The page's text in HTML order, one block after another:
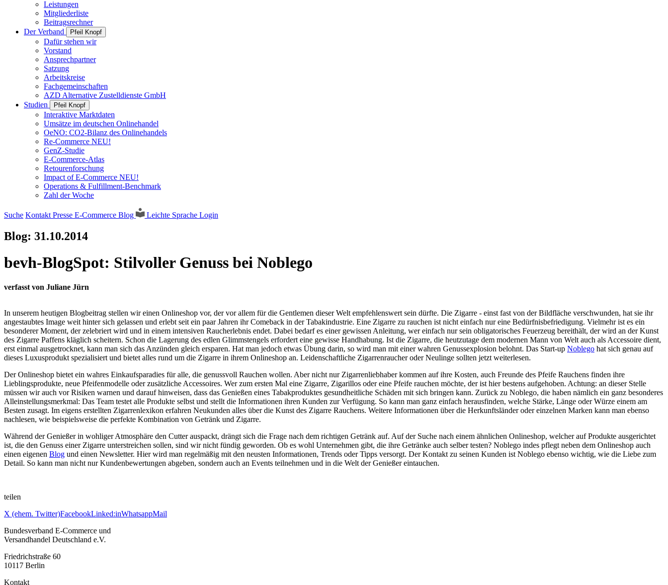
Leistungen
Mitgliederliste
Beitragsrechner
Der Verband
Pfeil Knopf
Dafür stehen wir
Vorstand
Ansprechpartner
Satzung
Arbeitskreise
Fachgemeinschaften
AZD Alternative Zustelldienste GmbH
Studien
Pfeil Knopf
Interaktive Marktdaten
Umsätze im deutschen Onlinehandel
OeNO: CO2-Bilanz des Onlinehandels
Re-Commerce NEU!
GenZ-Studie
E-Commerce-Atlas
Retourenforschung
Impact of E-Commerce NEU!
Operations & Fulfillment-Benchmark
Zahl der Woche
Suche Kontakt Presse E-Commerce Blog Leichte Sprache Login
Blog: 31.10.2014
bevh-BlogSpot: Stilvoller Genuss bei Noblego
verfasst von Juliane Jürn
In unserem heutigen Blogbeitrag stellen wir einen Onlineshop vor, der vor allem für die Gentlemen dieser Welt empfehlenswert sein dürfte. Die Zigarre - einst fast von der Bildfläche verschwunden, hat sie ihr
angestaubtes Image weit hinter sich gelassen und erlebt seit ein paar Jahren ihr Comeback in der Tabakindustrie. Eine Zigarre zu rauchen ist nicht einfach nur eine Bedürfnisbefriedigung. Vielmehr ist es ein
besonderer Moment, der zelebriert wird und in einem intensiven Raucherlebnis endet. Dabei bedarf es einer gewissen Anleitung, wer einfach nur sein obligatorisches Feuerzeug bereithält, der wird an der Kunst
des Zigarre Paffens kläglich scheitern. Schon die Lagerung des edlen Glimmstengels erfordert eine gewisse Handhabung. Ist die Zigarre, die heutzutage dem modernen Mann von Welt auch als Accessoire dient,
erst einmal ausgetrocknet, kann man sich das Anzünden gleich ersparen. Hat man jedoch etwas Übung darin, so wird man mit einer wahren Genussexplosion belohnt. Das Start-up Noblego hat sich genau auf
dieses Luxusprodukt spezialisiert und bietet alles rund um die Zigarre in ihrem Onlineshop an. Leidenschaftliche Zigarrenraucher oder Neulinge sollten jetzt weiterlesen.
Der Onlineshop bietet ein wahres Einkaufsparadies für alle, die genussvoll Rauchen wollen. Aber nicht nur Zigarrenliebhaber kommen auf ihre Kosten, auch Freunde des Pfeife Rauchens finden ihre
Lieblingsprodukte, neue Pfeifenmodelle oder zusätzliche Accessoires. Wer zum ersten Mal eine Zigarre, Zigarillos oder eine Pfeife rauchen möchte, der ist hier bestens aufgehoben. Achtung: an dieser Stelle
müssen wir auch vor Risiken warnen und darauf hinweisen, dass das Genießen eines Tabakproduktes gesundheitliche Schäden mit sich bringen kann. Zurück zu Noblego, die haben nämlich ein ganz besonderes
Alleinstellungsmerkmal: Das Team testet alle Produkte selbst und stellt die Informationen ihren Kunden zur Verfügung. So kann man ganz einfach herausfinden, welche Stärke, Länge oder Würze einem am
Besten zusagt. Im eigens erstellten Zigarrenlexikon erfahren Neukunden alles über die Kunst des Zigarre Rauchens. Weitere Informationen über die Herkunftsländer oder einzelnen Marken kann man ebenso
nachlesen, wie beispielsweise die perfekte Kombination von Getränk und Zigarre.
Während der Genießer in wohliger Atmosphäre den Cutter auspackt, drängt sich die Frage nach dem richtigen Getränk auf. Auf der Suche nach einem ähnlichen Onlineshop, welcher auf Produkte ausgerichtet
ist, die den Genuss einer Zigarre unterstreichen sollen, sind wir nicht fündig geworden. Ob es wohl Unternehmen gibt, die ihre Getränke auch selber testen? Noblego indes pflegt neben dem Onlineshop auch
einen eigenen Blog und einen Newsletter. Hier wird man regelmäßig mit den neusten Informationen, Trends oder Tipps versorgt. Der Kontakt zu seinen Kunden ist Noblego ebenso wichtig, wie die Liebe zum
Detail. So kann man nicht nur Kundenbewertungen abgeben, sondern auch an Events teilnehmen und in die Welt der Genießer eintauchen.
teilen
X (ehem. Twitter)FacebookLinked:inWhatsappMail
Bundesverband E-Commerce und
Versandhandel Deutschland e.V.
Friedrichstraße 60
10117 Berlin
Kontakt